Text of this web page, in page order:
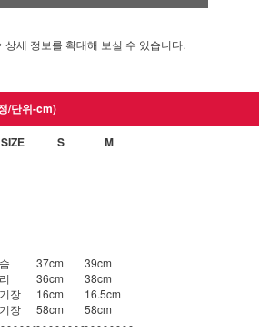
상세 정보를 확대해 보실 수 있습니다.
/단위-cm)
SIZE S M
37cm
39cm
36cm
38cm
장
16cm
16.5cm
장
58cm
58cm
- - - - -- - - - - - - -- - - - - - - -